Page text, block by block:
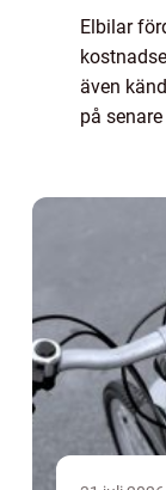
Elbilar
även
på